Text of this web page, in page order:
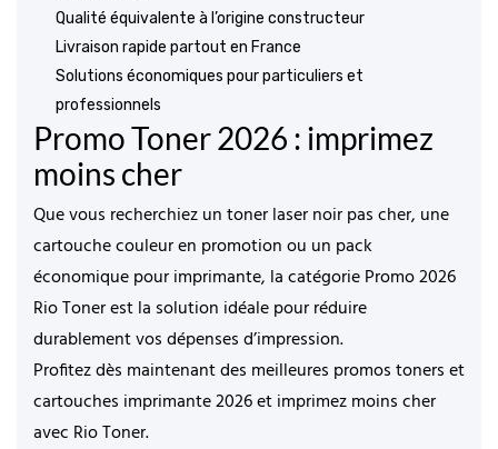
Qualité équivalente à l’origine constructeur
Livraison rapide partout en France
Solutions économiques pour particuliers et
professionnels
Promo Toner 2026 : imprimez
moins cher
Que vous recherchiez untoner laser noir pas cher, une
cartouche couleur en promotionou un pack
économique pour imprimante, la catégoriePromo 2026
Rio Tonerest la solution idéale pour réduire
durablement vos dépenses d’impression.
Profitez dès maintenant des meilleures promos toners et
cartouches imprimante 2026et imprimez moins cher
avec Rio Toner.